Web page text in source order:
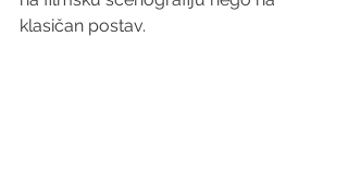
klasičan postav.